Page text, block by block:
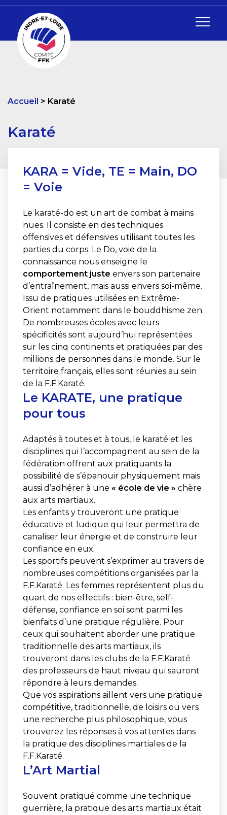
Accueil Karaté
Karaté
KARA = Vide, TE = Main, DO
= Voie
Le karaté-do est un art de combat à mains
nues. Il consiste en des techniques
offensives et défensives utilisant toutes les
parties du corps. Le Do, voie de la
connaissance nous enseigne le
comportement juste envers son partenaire
d’entraînement, mais aussi envers soi-même.
Issu de pratiques utilisées en Extrême-
Orient notamment dans le bouddhisme zen.
De nombreuses écoles avec leurs
spécificités sont aujourd’hui représentées
sur les cinq continents et pratiquées par des
millions de personnes dans le monde. Sur le
territoire français, elles sont réunies au sein
de la F.F.Karaté.
Le KARATE, une pratique
pour tous
Adaptés à toutes et à tous, le karaté et les
disciplines qui l’accompagnent au sein de la
fédération offrent aux pratiquants la
possibilité de s’épanouir physiquement mais
aussi d’adhérer à une « école de vie » chère
aux arts martiaux.
Les enfants y trouveront une pratique
éducative et ludique qui leur permettra de
canaliser leur énergie et de construire leur
confiance en eux.
Les sportifs peuvent s’exprimer au travers de
nombreuses compétitions organisées par la
F.F.Karaté. Les femmes représentent plus du
quart de nos effectifs : bien-être, self-
défense, confiance en soi sont parmi les
bienfaits d’une pratique régulière. Pour
ceux qui souhaitent aborder une pratique
traditionnelle des arts martiaux, ils
trouveront dans les clubs de la F.F.Karaté
des professeurs de haut niveau qui sauront
répondre à leurs demandes.
Que vos aspirations aillent vers une pratique
compétitive, traditionnelle, de loisirs ou vers
une recherche plus philosophique, vous
trouverez les réponses à vos attentes dans
la pratique des disciplines martiales de la
F.F.Karaté.
L’Art Martial
Souvent pratiqué comme une technique
guerrière, la pratique des arts martiaux était